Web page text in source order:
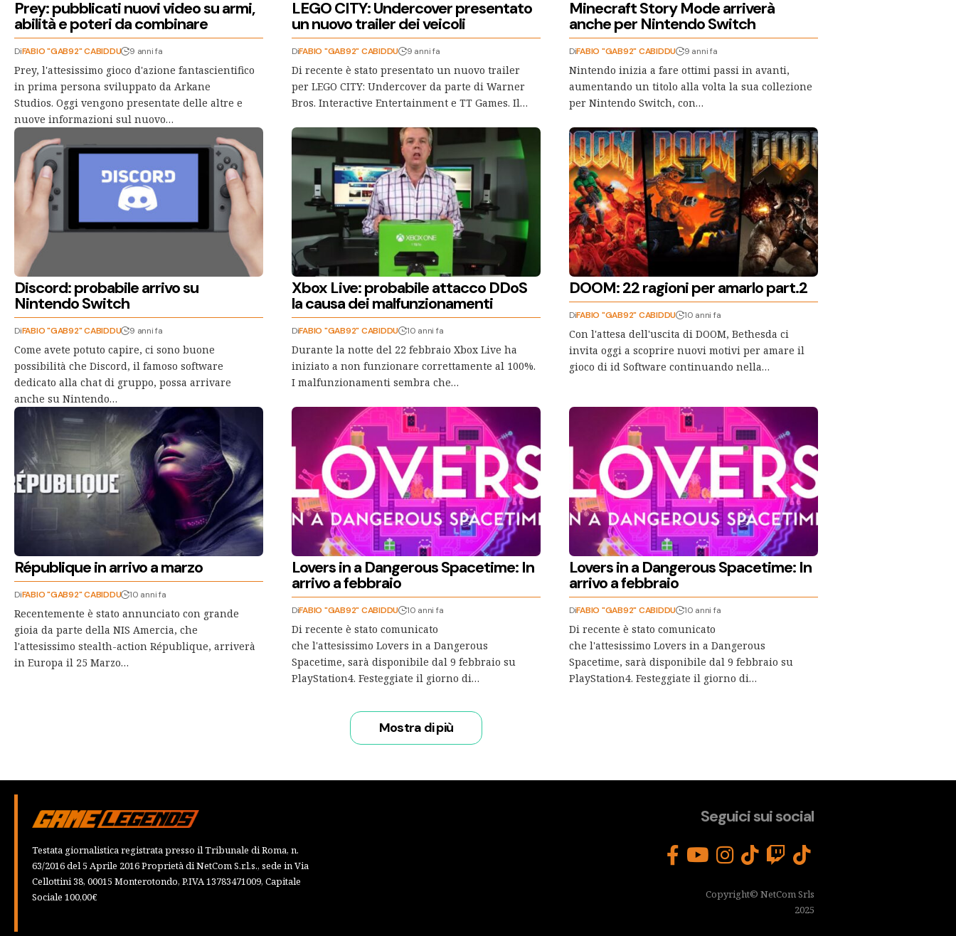
Prey: pubblicati nuovi video su armi,
abilità e poteri da combinare
DiFABIO "GAB92" CABIDDU 9 anni fa
Prey, l'attesissimo gioco d'azione fantascientifico
in prima persona sviluppato da Arkane
Studios. Oggi vengono presentate delle altre e
nuove informazioni sul nuovo…
LEGO CITY: Undercover presentato
un nuovo trailer dei veicoli
DiFABIO "GAB92" CABIDDU 9 anni fa
Di recente è stato presentato un nuovo trailer
per LEGO CITY: Undercover da parte di Warner
Bros. Interactive Entertainment e TT Games. Il…
Minecraft Story Mode arriverà
anche per Nintendo Switch
DiFABIO "GAB92" CABIDDU 9 anni fa
Nintendo inizia a fare ottimi passi in avanti,
aumentando un titolo alla volta la sua collezione
per Nintendo Switch, con…
Discord: probabile arrivo su
Nintendo Switch
DiFABIO "GAB92" CABIDDU 9 anni fa
Come avete potuto capire, ci sono buone
possibilità che Discord, il famoso software
dedicato alla chat di gruppo, possa arrivare
anche su Nintendo…
Xbox Live: probabile attacco DDoS
la causa dei malfunzionamenti
DiFABIO "GAB92" CABIDDU 10 anni fa
Durante la notte del 22 febbraio Xbox Live ha
iniziato a non funzionare correttamente al 100%.
I malfunzionamenti sembra che…
DOOM: 22 ragioni per amarlo part.2
DiFABIO "GAB92" CABIDDU 10 anni fa
Con l'attesa dell'uscita di DOOM, Bethesda ci
invita oggi a scoprire nuovi motivi per amare il
gioco di id Software continuando nella…
République in arrivo a marzo
DiFABIO "GAB92" CABIDDU 10 anni fa
Recentemente è stato annunciato con grande
gioia da parte della NIS Amercia, che
l'attesissimo stealth-action République, arriverà
in Europa il 25 Marzo…
Lovers in a Dangerous Spacetime: In
arrivo a febbraio
DiFABIO "GAB92" CABIDDU 10 anni fa
Di recente è stato comunicato
che l'attesissimo Lovers in a Dangerous
Spacetime, sarà disponibile dal 9 febbraio su
PlayStation4. Festeggiate il giorno di…
Lovers in a Dangerous Spacetime: In
arrivo a febbraio
DiFABIO "GAB92" CABIDDU 10 anni fa
Di recente è stato comunicato
che l'attesissimo Lovers in a Dangerous
Spacetime, sarà disponibile dal 9 febbraio su
PlayStation4. Festeggiate il giorno di…
Mostra di più
Testata giornalistica registrata presso il Tribunale di Roma, n.
63/2016 del 5 Aprile 2016 Proprietà di NetCom S.r.l.s., sede in Via
Cellottini 38, 00015 Monterotondo, P.IVA 13783471009, Capitale
Sociale 100,00€
Seguici sui social
Copyright© NetCom Srls
2025